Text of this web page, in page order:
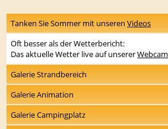
Tanken Sie Sommer mit unserenVideos
Oft besser als der Wetterbericht:
Das aktuelle Wetter live auf unsererWebcam
Galerie Strandbereich
Galerie Animation
Galerie Campingplatz